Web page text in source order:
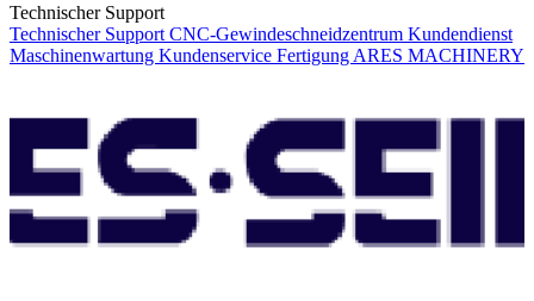
Technischer Support
Technischer Support CNC-Gewindeschneidzentrum Kundendienst
Maschinenwartung Kundenservice Fertigung ARES MACHINERY